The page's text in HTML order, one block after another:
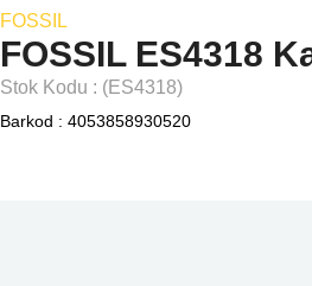
FOSSIL
FOSSIL ES4318
Stok Kodu (ES4318)
Barkod : 4053858930520